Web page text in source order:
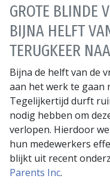
GROTE BLINDE
BIJNA HELFT
TERUGKEER
Bijna de helft van de
aan het werk te gaan
Tegelijkertijd durft
nodig hebben om
verlopen. Hierdoor
hun medewerkers
blijkt uit recent
Parents Inc.